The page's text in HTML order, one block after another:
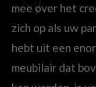
mee over het
zich op als uw
hebt uit een
meubilair dat